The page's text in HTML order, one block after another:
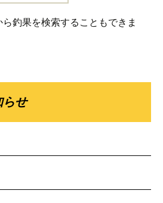
釣果を検索することもできま
らせ